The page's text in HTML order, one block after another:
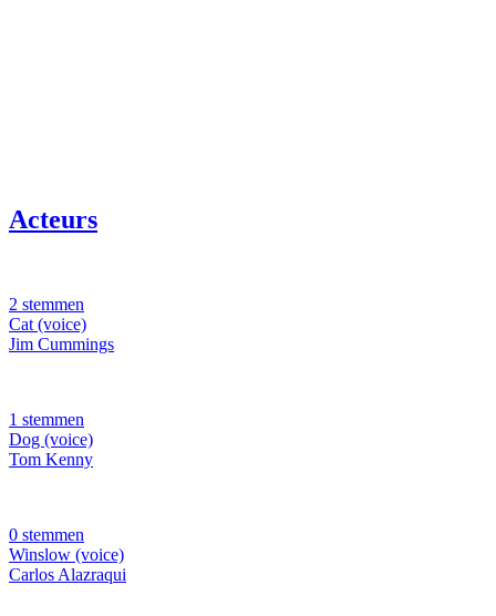
Acteurs
2 stemmen
Cat (voice)
Jim Cummings
1 stemmen
Dog (voice)
Tom Kenny
0 stemmen
Winslow (voice)
Carlos Alazraqui